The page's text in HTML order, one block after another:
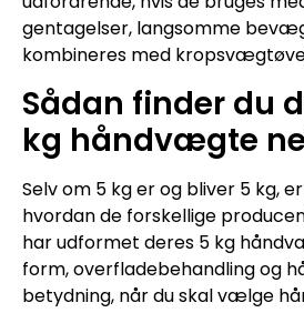
gentagelser, langsomme
kombineres med
Sådan finder du
kg håndvægte
Selv om 5 kg er og bliver 5 kg,
hvordan de forskellige
har udformet deres 5 kg
form, overfladebehandling og
betydning, når du skal vælge